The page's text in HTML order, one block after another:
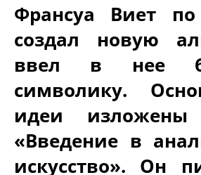
Франсуа Виет по
создал новую
ввел в нее
символику.
идеи
«Введение в
искусство». Он